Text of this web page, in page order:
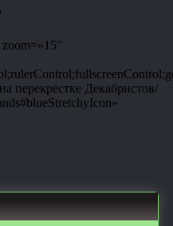
перекрёстке Декабристов/